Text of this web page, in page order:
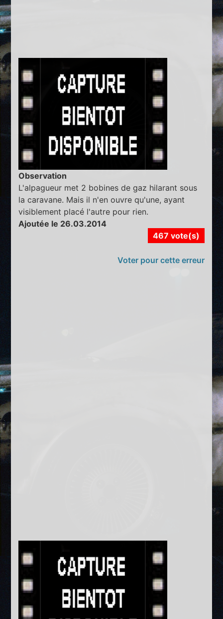
Observation
L'alpagueur met 2 bobines de gaz hilarant sous
la caravane. Mais il n'en ouvre qu'une, ayant
visiblement placé l'autre pour rien.
Ajoutée le 26.03.2014
467 vote(s)
Voter pour cette erreur